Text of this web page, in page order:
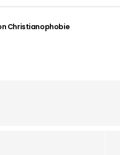
Christianophobie